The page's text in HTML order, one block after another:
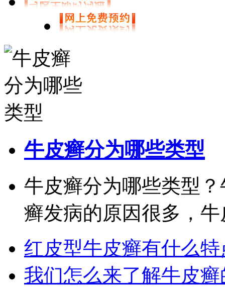
牛皮癣分为哪些类型
牛皮癣分为哪些类型
癣发病的原因很多，牛
红皮型牛皮癣有什么特
我们怎么来了解牛皮癣